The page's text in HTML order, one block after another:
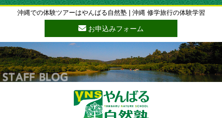
沖縄での体験ツアーはやんばる自然塾 | 沖縄 修学旅行の体験学習
お申込みフォーム